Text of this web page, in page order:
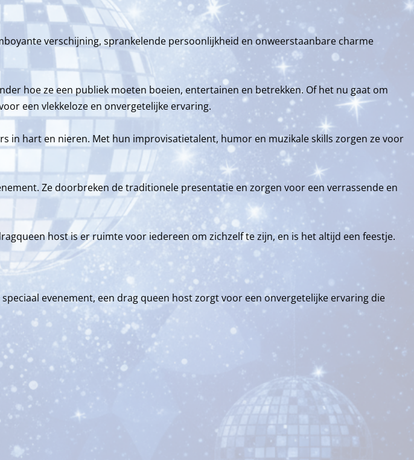
verschijning, sprankelende persoonlijkheid en onweerstaanbare charme
hoe ze een publiek moeten boeien, entertainen en betrekken. Of het nu gaat om
een vlekkeloze en onvergetelijke ervaring.
in hart en nieren. Met hun improvisatietalent, humor en muzikale skills zorgen ze voor
Ze doorbreken de traditionele presentatie en zorgen voor een verrassende en
host is er ruimte voor iedereen om zichzelf te zijn, en is het altijd een feestje.
evenement, een drag queen host zorgt voor een onvergetelijke ervaring die